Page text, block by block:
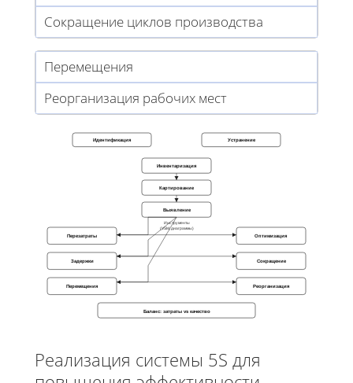
Сокращение циклов производства
Перемещения
Реорганизация рабочих мест
Идентификация Устранение
Инвентаризация
Картирование
Выявление
Перезатраты
Задержки
Перемещения
Оптимизация
Сокращение
Реорганизация
Инструменты
(VSM, диаграммы)
Баланс: затраты vs качество
Реализация системы 5S для